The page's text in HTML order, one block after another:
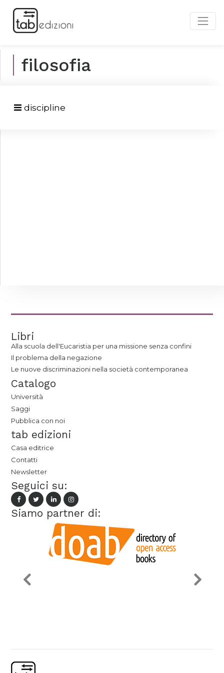
filosofia
discipline
Libri
Alla scuola dell'Eucaristia per una missione senza confini
Il problema della negazione
Le nuove discriminazioni nella società contemporanea
Catalogo
Università
Saggi
Pubblica con noi
tab edizioni
Casa editrice
Contatti
Newsletter
Seguici su:
Siamo partner di: